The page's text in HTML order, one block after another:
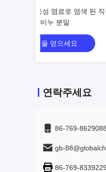
직물 보조제품 펄싱
최상의 가
연락주세요
86-769-
gb-
86-769-